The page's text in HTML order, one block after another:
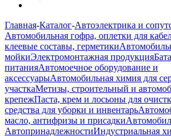
Главная-Каталог-Автоэлектрика и
Автомобильная гофра, оплетки для
клеевые составы, герметики
мойкиЭлектромонтажная продукция
питанияАвтомоечное оборудование и
аксессуарыАвтомобильная химия для
участкаМетизы, строительный и
крепежПаста, крем и лосьоны для
средства для уборки и инвентарь
масло, антифризы и присадки
АвтопринадлежностиИндустриальная